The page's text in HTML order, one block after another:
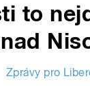
to
Zprávy pro